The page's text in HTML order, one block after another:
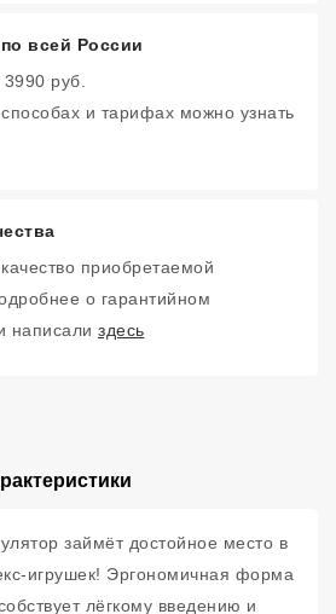
всей России
руб.
и тарифах можно узнать
приобретаемой
о гарантийном
написали здесь
займёт достойное место в
игрушек! Эргономичная форма
лёгкому введению и